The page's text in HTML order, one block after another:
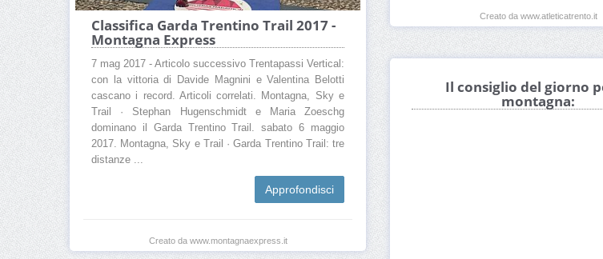
Classifica Garda Trentino Trail 2017 -
Montagna Express
7 mag 2017 - Articolo successivo Trentapassi Vertical:
con la vittoria di Davide Magnini e Valentina Belotti
cascano i record. Articoli correlati. Montagna, Sky e
Trail · Stephan Hugenschmidt e Maria Zoeschg
dominano il Garda Trentino Trail. sabato 6 maggio
2017. Montagna, Sky e Trail · Garda Trentino Trail: tre
distanze ...
Approfondisci
Creato da www.montagnaexpress.it
Creato da www.atleticatrento.it
Il consiglio del giorno
montagna: